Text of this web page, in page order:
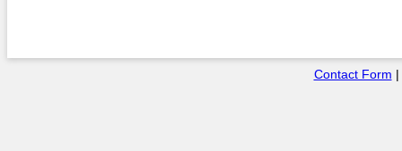
Contact Form |